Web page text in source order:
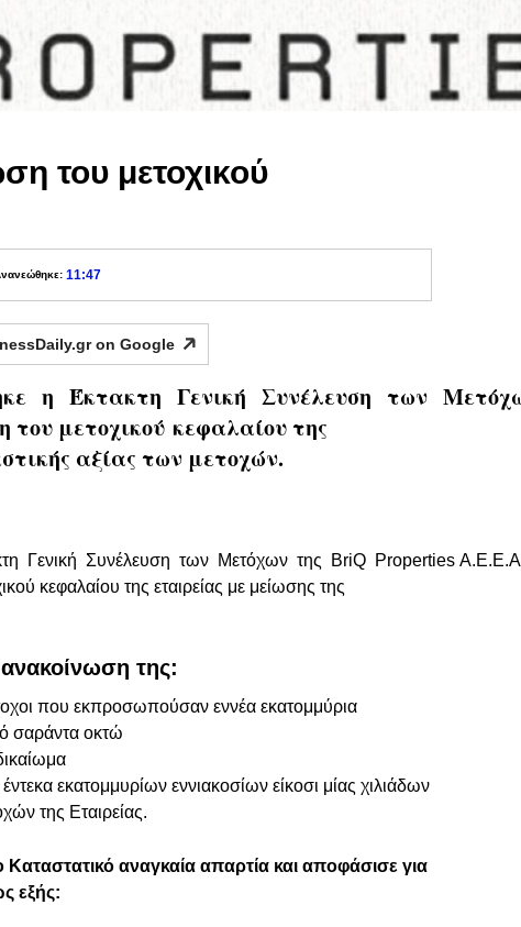
του μετοχικού
11:47
on Google
η Έκτακτη Γενική Συνέλευση των
μετοχικού κεφαλαίου της
αξίας των μετοχών.
Γενική Συνέλευση των Μετόχων της BriQ Properties
κεφαλαίου της εταιρείας με μείωσης της
της:
που εκπροσωπούσαν εννέα εκατομμύρια
σαράντα οκτώ
εκατομμυρίων εννιακοσίων είκοσι μίας χιλιάδων
της Εταιρείας.
Καταστατικό αναγκαία απαρτία και αποφάσισε για
εξής: